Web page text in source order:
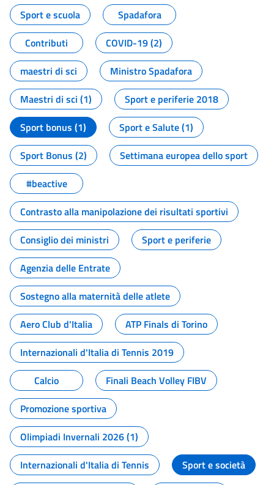
Sport e scuola
Spadafora
Contributi
COVID-19 (2)
maestri di sci
Ministro Spadafora
Maestri di sci (1)
Sport e periferie 2018
Sport bonus (1)
Sport e Salute (1)
Sport Bonus (2)
Settimana europea dello sport
#beactive
Contrasto alla manipolazione dei risultati sportivi
Consiglio dei ministri
Sport e periferie
Agenzia delle Entrate
Sostegno alla maternità delle atlete
Aero Club d'Italia
ATP Finals di Torino
Internazionali d'Italia di Tennis 2019
Calcio
Finali Beach Volley FIBV
Promozione sportiva
Olimpiadi Invernali 2026 (1)
Internazionali d'Italia di Tennis
Sport e società